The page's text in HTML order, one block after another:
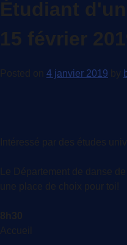
Étudiant
15 février
Posted on 4 janvier 2019 by
Intéressé par des études
Le Département de danse de
une place de choix pour toi!
8h30
Accueil